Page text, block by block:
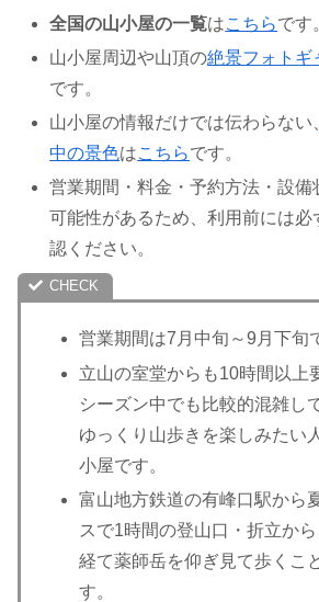
全国の山小屋の一覧はこちらです
山小屋周辺や山頂の絶景フォトギ
です。
山小屋の情報だけでは伝わらない
中の景色はこちらです。
営業期間・料金・予約方法・設備
可能性があるため、利用前には必
認ください。
営業期間は7月中旬～9月下旬
立山の室堂からも10時間以上
シーズン中でも比較的混雑し
ゆっくり山歩きを楽しみたい
小屋です。
富山地方鉄道の有峰口駅から
スで1時間の登山口・折立か
経て薬師岳を仰ぎ見て歩くこ
す。